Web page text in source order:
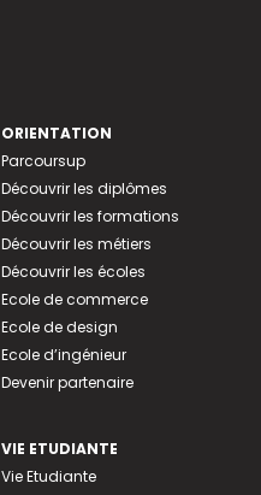
ORIENTATION
Parcoursup
Découvrir les diplômes
Découvrir les formations
Découvrir les métiers
Découvrir les écoles
Ecole de commerce
Ecole de design
Ecole d’ingénieur
Devenir partenaire
VIE ETUDIANTE
Vie Etudiante